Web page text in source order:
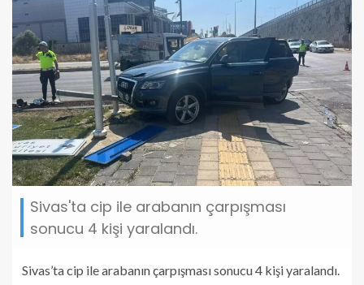
Sivas'ta cip ile arabanın çarpışması
sonucu 4 kişi yaralandı.
Sivas’ta cip ile arabanın çarpışması sonucu 4 kişi yaralandı.